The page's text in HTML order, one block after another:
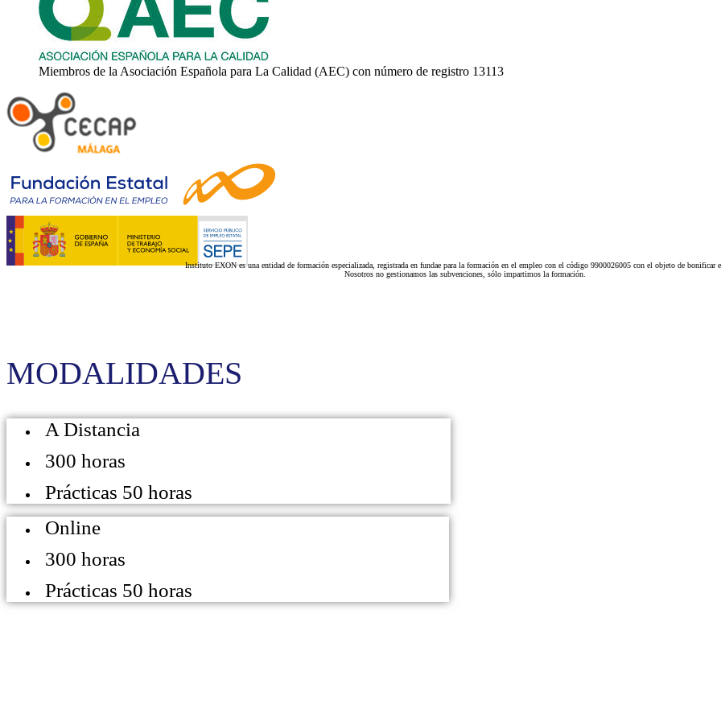
Miembros de la Asociación Española para La Calidad (AEC) con número de registro 13113
Instituto EXON es una entidad de formación especializada, registrada en fundae para la formación en el empleo con el código 9900026005 con el objeto de bonificar
Nosotros no gestionamos las subvenciones, sólo impartimos la formación.
MODALIDADES
A Distancia
300 horas
Prácticas 50 horas
Online
300 horas
Prácticas 50 horas